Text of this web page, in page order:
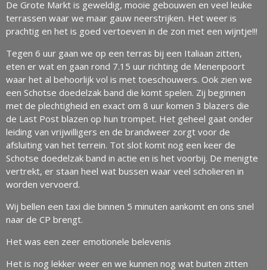
De Grote Markt is geweldig, mooie gebouwen en veel leuke
terrassen waar we maar gauw neerstrijken. Het weer is
prachtig en het is goed vertoeven in de zon met een wijntje!!!
Tegen 6 uur gaan we op een terras bij een Italiaan zitten,
eten er wat en gaan rond 7.15 uur richting de Menenpoort
waar het al behoorlijk vol is met toeschouwers. Ook zien we
een Schotse doedelzak band die komt spelen. Zij beginnen
met de plechtigheid en exact om 8 uur komen 3 blazers die
de Last Post blazen op hun trompet. Het geheel gaat onder
leiding van vrijwilligers en de brandweer zorgt voor de
afsluiting van het terrein. Tot slot komt nog een keer de
Schotse doedelzak band in actie en is het voorbij. De menigte
vertrekt, er staan heel wat bussen waar veel scholieren in
worden vervoerd.
Wij bellen een taxi die binnen 5 minuten aankomt en ons snel
naar de CP brengt.
Het was een zeer emotionele belevenis
Het is nog lekker weer en we kunnen nog wat buiten zitten